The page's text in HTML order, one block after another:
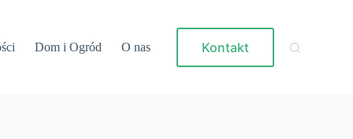
Dom i Ogród O nas Kontakt